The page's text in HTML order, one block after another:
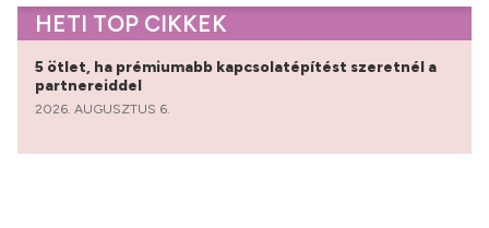
HETI TOP CIKKEK
5 ötlet, ha prémiumabb kapcsolatépítést szeretnél a
partnereiddel
2026. AUGUSZTUS 6.